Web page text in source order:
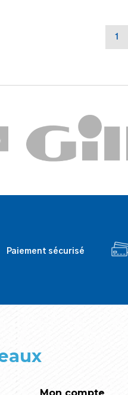
1
Paiement sécurisé